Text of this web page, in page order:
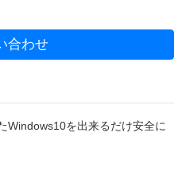
合わせ
Windows10を出来るだけ安全に